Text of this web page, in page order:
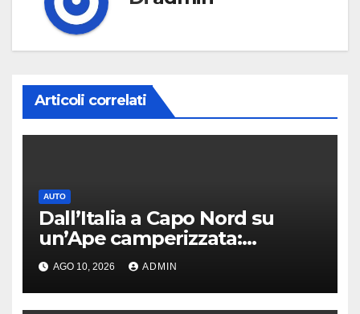
Articoli correlati
AUTO
Dall’Italia a Capo Nord su
un’Ape camperizzata:
l’incredibile impresa di
Francesco
AGO 10, 2026 ADMIN